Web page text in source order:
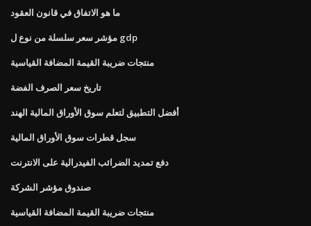
ما هو الاتفاق في قانون العقود
مؤشر سعر سلسلة من نوع ل gdp
منتجات ضريبة القيمة المضافة القياسية
تاريخ سعر الصرف الفضة
أفضل التطبيق لتعلم سوق الأوراق المالية الهند
سجل قطرات سوق الأوراق المالية
دفع تمديد الضرائب الفيدرالية على الانترنت
صندوق مؤشر الشركة
منتجات ضريبة القيمة المضافة القياسية